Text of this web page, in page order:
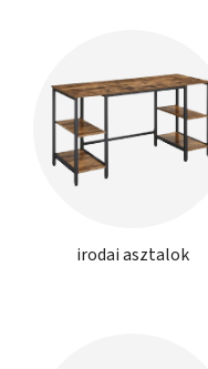
irodai asztalok